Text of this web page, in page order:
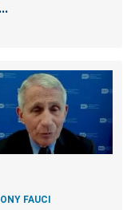
FAUCI